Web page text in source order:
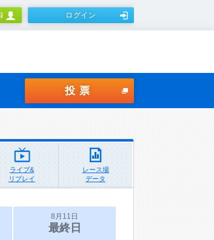
ログイン
投票
ライブ&
リプレイ
レース場
データ
8月11日
最終日